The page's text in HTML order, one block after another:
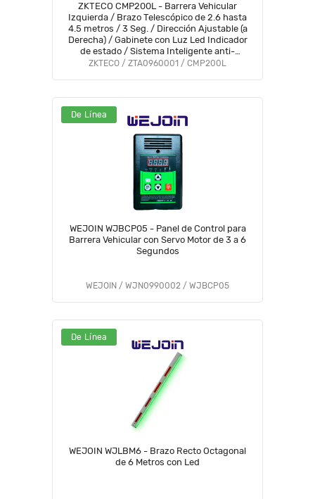
ZKTECO CMP200L - Barrera Vehicular
Izquierda / Brazo Telescópico de 2.6 hasta
4.5 metros / 3 Seg. / Dirección Ajustable (a
Derecha) / Gabinete con Luz Led Indicador
de estado / Sistema Inteligente anti-
impacto/ Incluye 2 controles remotos
ZKTECO / ZTA0960001 / CMP200L
De Línea
WEJOIN WJBCP05 - Panel de Control para
Barrera Vehicular con Servo Motor de 3 a 6
Segundos
WEJOIN / WJN0990002 / WJBCP05
De Línea
WEJOIN WJLBM6 - Brazo Recto Octagonal
de 6 Metros con Led